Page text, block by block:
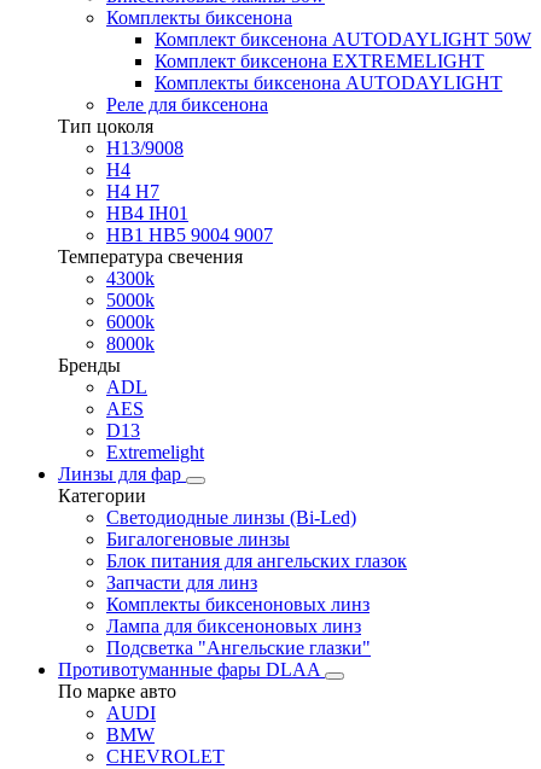
Комплекты биксенона
Комплект биксенона AUTODAYLIGHT 50W
Комплект биксенона EXTREMELIGHT
Комплекты биксенона AUTODAYLIGHT
Реле для биксенона
Тип цоколя
H13/9008
H4
H4 H7
HB4 IH01
HB1 HB5 9004 9007
Температура свечения
4300k
5000k
6000k
8000k
Бренды
ADL
AES
D13
Extremelight
Линзы для фар
Категории
Светодиодные линзы (Bi-Led)
Бигалогеновые линзы
Блок питания для ангельских глазок
Запчасти для линз
Комплекты биксеноновых линз
Лампа для биксеноновых линз
Подсветка "Ангельские глазки"
Противотуманные фары DLAA
По марке авто
AUDI
BMW
CHEVROLET